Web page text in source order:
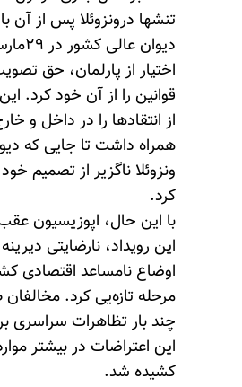
تنشها درونزوئلا پس از آن
دیوان
اختیار از پارلمان، حق
قوانین را از آن خود کرد.
از انتقادها را در داخل و
همراه داشت تا جایی که
ونزوئلا ناگزیر از تصمیم
کرد.
با این حال، اپوزیسیون
این رویداد، نارضایتی
اوضاع نامساعد اقتصادی
مرحله تازه‌یی کرد.
چند بار تظاهرات سراسری
این اعتراضات در بیشتر
کشیده شد.